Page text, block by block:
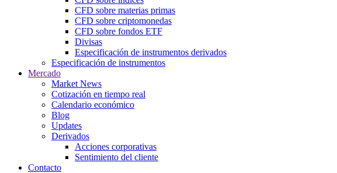
CFD sobre materias primas
CFD sobre criptomonedas
CFD sobre fondos ETF
Divisas
Especificación de instrumentos derivados
Especificación de instrumentos
Mercado
Market News
Cotización en tiempo real
Calendario económico
Blog
Updates
Derivados
Acciones corporativas
Sentimiento del cliente
Contacto